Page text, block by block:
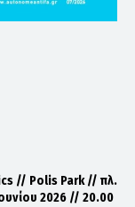
// Polis Park // πλ.
2026 // 20.00